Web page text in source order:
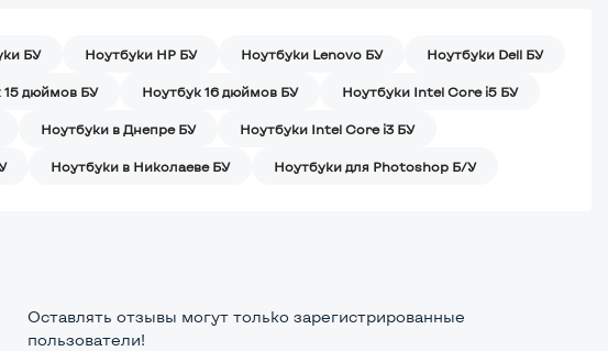
БУ Ноутбуки HP БУ Ноутбуки Lenovo БУ Ноутбуки Dell БУ
15 дюймов БУ Ноутбук 16 дюймов БУ Ноутбуки Intel Core i5 БУ
Ноутбуки в Днепре БУ Ноутбуки Intel Core i3 БУ
Ноутбуки в Николаеве БУ Ноутбуки для Photoshop Б/У
Оставлять отзывы могут только зарегистрированные
пользователи!